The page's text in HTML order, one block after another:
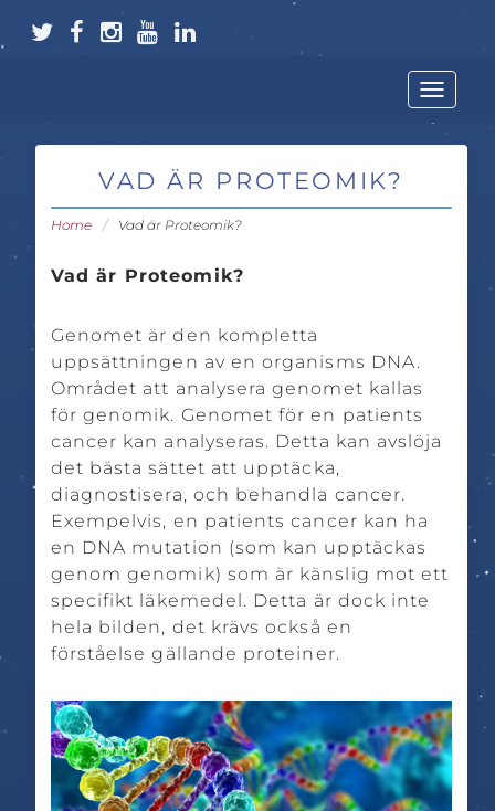
T
T
E
F
E
B
O
K
T
A
G
A
M
Y
T
U
B
k
e
d
n
Toggle
VAD ÄR PROTEOMIK?
Home / Vad är Proteomik?
Vad är Proteomik?
Genomet är den kompletta
uppsättningen av en organisms DNA.
Området att analysera genomet kallas
för genomik. Genomet för en patients
cancer kan analyseras. Detta kan avslöja
det bästa sättet att upptäcka,
diagnostisera, och behandla cancer.
Exempelvis, en patients cancer kan ha
en DNA mutation (som kan upptäckas
genom genomik) som är känslig mot ett
specifikt läkemedel. Detta är dock inte
hela bilden, det krävs också en
förståelse gällande proteiner.